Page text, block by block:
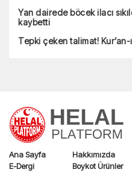
Yan dairede böcek ilacı
kaybetti
Tepki çeken talimat! Kur’an-
Ana Sayfa Hakkımızda
E-Dergi
Boykot Ürünler